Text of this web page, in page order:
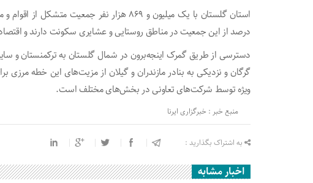
درصد از این جمعیت در مناطق روستایی و عشایری سکونت دارند و اقتصاد
دسترسی از طریق گمرک اینجه‌برون در شمال گلستان به ترکمنستان و
گرگان و نزدیکی به بنادر مازندران و گیلان از مزیت‌های این خطه مرزی
ویژه توسط شرکت‌های تعاونی در بخش‌های مختلف است.
منبع خبر : خبرگزاری ایرنا
به اشتراک بگذارید :
اخبار مشابه